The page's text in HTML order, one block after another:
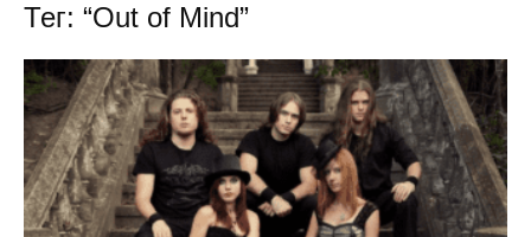
Тег: “Out of Mind”